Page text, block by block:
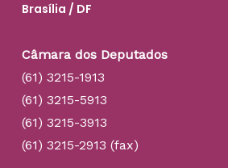
Brasília / DF
Câmara dos Deputados
(61) 3215-1913
(61) 3215-5913
(61) 3215-3913
(61) 3215-2913 (fax)